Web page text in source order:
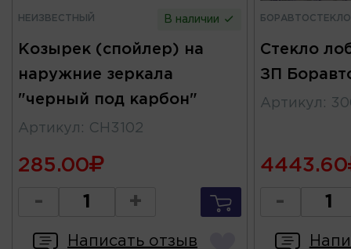
НЕИЗВЕСТНЫЙ В наличии
Козырек (спойлер) на
наружние зеркала
"черный под карбон"
Артикул : СН3102
285.00
- +
Написать отзыв
БОРАВТОСТЕКЛО
Стекло
ЗП
Артикул :
4443.60
-